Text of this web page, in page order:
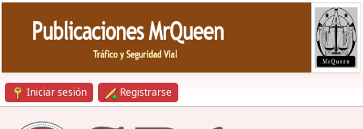
Iniciar sesión Registrarse